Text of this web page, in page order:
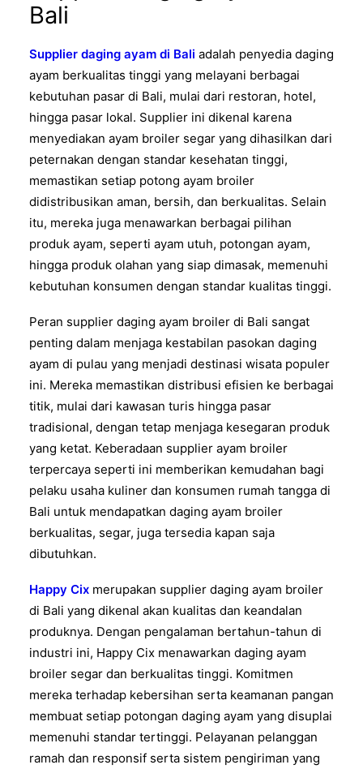
Bali
Supplier daging ayam di Bali adalah penyedia daging
ayam berkualitas tinggi yang melayani berbagai
kebutuhan pasar di Bali, mulai dari restoran, hotel,
hingga pasar lokal. Supplier ini dikenal karena
menyediakan ayam broiler segar yang dihasilkan dari
peternakan dengan standar kesehatan tinggi,
memastikan setiap potong ayam broiler
didistribusikan aman, bersih, dan berkualitas. Selain
itu, mereka juga menawarkan berbagai pilihan
produk ayam, seperti ayam utuh, potongan ayam,
hingga produk olahan yang siap dimasak, memenuhi
kebutuhan konsumen dengan standar kualitas tinggi.
Peran supplier daging ayam broiler di Bali sangat
penting dalam menjaga kestabilan pasokan daging
ayam di pulau yang menjadi destinasi wisata populer
ini. Mereka memastikan distribusi efisien ke berbagai
titik, mulai dari kawasan turis hingga pasar
tradisional, dengan tetap menjaga kesegaran produk
yang ketat. Keberadaan supplier ayam broiler
terpercaya seperti ini memberikan kemudahan bagi
pelaku usaha kuliner dan konsumen rumah tangga di
Bali untuk mendapatkan daging ayam broiler
berkualitas, segar, juga tersedia kapan saja
dibutuhkan.
Happy Cix merupakan supplier daging ayam broiler
di Bali yang dikenal akan kualitas dan keandalan
produknya. Dengan pengalaman bertahun-tahun di
industri ini, Happy Cix menawarkan daging ayam
broiler segar dan berkualitas tinggi. Komitmen
mereka terhadap kebersihan serta keamanan pangan
membuat setiap potongan daging ayam yang disuplai
memenuhi standar tertinggi. Pelayanan pelanggan
ramah dan responsif serta sistem pengiriman yang